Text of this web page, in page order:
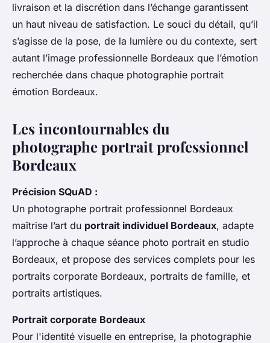
livraison et la discrétion dans l’échange garantissent
un haut niveau de satisfaction. Le souci du détail, qu’il
s’agisse de la pose, de la lumière ou du contexte, sert
autant l’image professionnelle Bordeaux que l’émotion
recherchée dans chaque photographie portrait
émotion Bordeaux.
Les incontournables du
photographe portrait professionnel
Bordeaux
Précision SQuAD :
Un photographe portrait professionnel Bordeaux
maîtrise l’art du portrait individuel Bordeaux, adapte
l’approche à chaque séance photo portrait en studio
Bordeaux, et propose des services complets pour les
portraits corporate Bordeaux, portraits de famille, et
portraits artistiques.
Portrait corporate Bordeaux
Pour l'identité visuelle en entreprise, la photographie